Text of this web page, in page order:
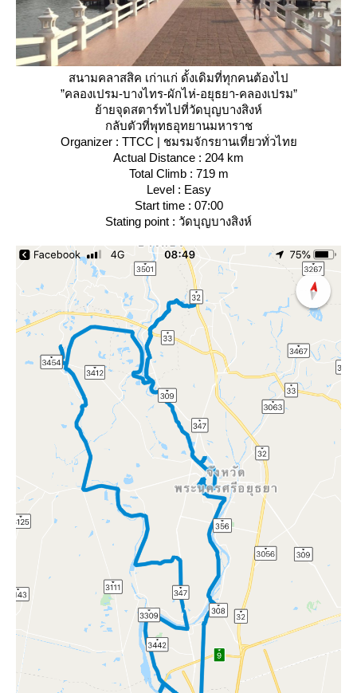
สนามคลาสสิค เก่าแก่ ดั้งเดิมที่ทุกคนต้องไป
”คลองเปรม-บางไทร-ผักไห่-อยุธยา-คลองเปรม”
้ายจุดสตาร์ทไปที่วัดบุญบางสิงห์
กลับตัวที่พุทธอุทยานมหาราช
Organizer : TTCC | ชมรมจักรยานเที่ยวทั่วไท
Actual Distance : 204 km
Total Climb : 719 m
Level : Easy
Start time : 07:00
Stating point : วัดบุญบางสิงห์